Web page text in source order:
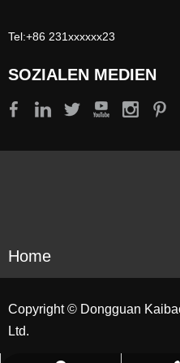
Tel:+86 231xxxxxx23
SOZIALEN MEDIEN
Home
Copyright © Dongguan
Ltd.